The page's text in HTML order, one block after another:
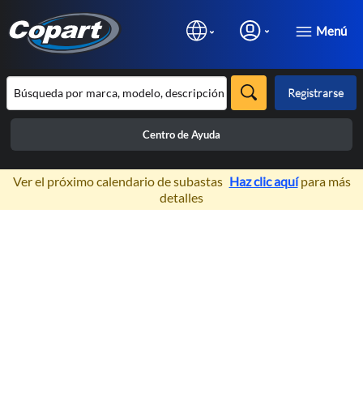
Menú
Registrarse
Centro de Ayuda
×
Ver el próximo calendario de subastas Haz clic aquípara más
detalles